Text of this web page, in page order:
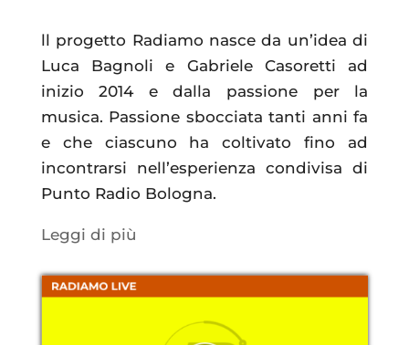
ll progetto Radiamo nasce da un’idea di
Luca Bagnoli e Gabriele Casoretti ad
inizio 2014 e dalla passione per la
musica. Passione sbocciata tanti anni fa
e che ciascuno ha coltivato fino ad
incontrarsi nell’esperienza condivisa di
Punto Radio Bologna.
Leggi di più